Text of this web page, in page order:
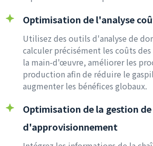
Optimisation de l'analyse
Utilisez des outils d'analyse de
calculer précisément les coûts
la main-d'œuvre, améliorer les
production afin de réduire le
augmenter les bénéfices globaux.
Optimisation de la gestion
d'approvisionnement